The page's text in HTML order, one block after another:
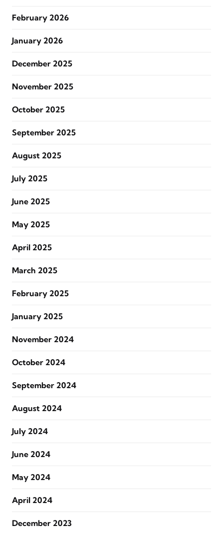
February 2026
January 2026
December 2025
November 2025
October 2025
September 2025
August 2025
July 2025
June 2025
May 2025
April 2025
March 2025
February 2025
January 2025
November 2024
October 2024
September 2024
August 2024
July 2024
June 2024
May 2024
April 2024
December 2023